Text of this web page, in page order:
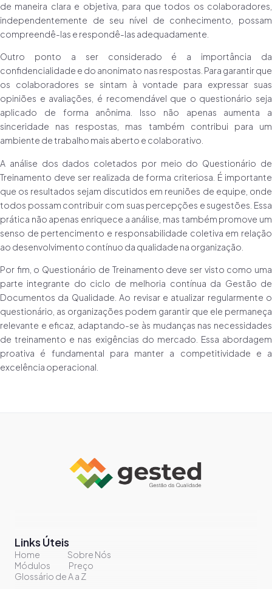
de maneira clara e objetiva, para que todos os colaboradores,
independentemente de seu nível de conhecimento, possam
compreendê-las e respondê-las adequadamente.
Outro ponto a ser considerado é a importância da
confidencialidade e do anonimato nas respostas. Para garantir que
os colaboradores se sintam à vontade para expressar suas
opiniões e avaliações, é recomendável que o questionário seja
aplicado de forma anônima. Isso não apenas aumenta a
sinceridade nas respostas, mas também contribui para um
ambiente de trabalho mais aberto e colaborativo.
A análise dos dados coletados por meio do Questionário de
Treinamento deve ser realizada de forma criteriosa. É importante
que os resultados sejam discutidos em reuniões de equipe, onde
todos possam contribuir com suas percepções e sugestões. Essa
prática não apenas enriquece a análise, mas também promove um
senso de pertencimento e responsabilidade coletiva em relação
ao desenvolvimento contínuo da qualidade na organização.
Por fim, o Questionário de Treinamento deve ser visto como uma
parte integrante do ciclo de melhoria contínua da Gestão de
Documentos da Qualidade. Ao revisar e atualizar regularmente o
questionário, as organizações podem garantir que ele permaneça
relevante e eficaz, adaptando-se às mudanças nas necessidades
de treinamento e nas exigências do mercado. Essa abordagem
proativa é fundamental para manter a competitividade e a
excelência operacional.
Links Úteis
Home
Sobre Nós
Módulos
Preço
Glossário de A a Z